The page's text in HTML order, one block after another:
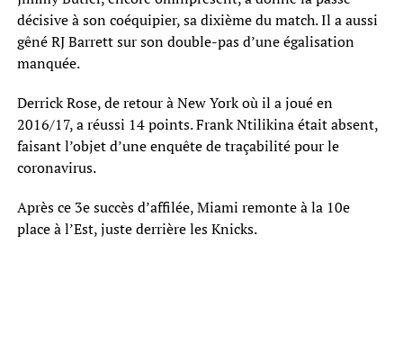
décisive à son coéquipier, sa dixième du match. Il a aussi
gêné RJ Barrett sur son double-pas d’une égalisation
manquée.
Derrick Rose, de retour à New York où il a joué en
2016/17, a réussi 14 points. Frank Ntilikina était absent,
faisant l’objet d’une enquête de traçabilité pour le
coronavirus.
Après ce 3e succès d’affilée, Miami remonte à la 10e
place à l’Est, juste derrière les Knicks.